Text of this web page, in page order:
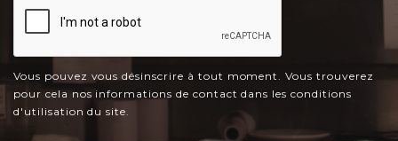
Vous pouvez vous désinscrire à tout moment. Vous trouverez
pour cela nos informations de contact dans les conditions
d'utilisation du site.